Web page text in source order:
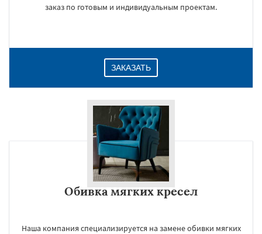
заказ по готовым и индивидуальным проектам.
ЗАКАЗАТЬ
Обивка мягких кресел
Наша компания специализируется на замене обивки мягких